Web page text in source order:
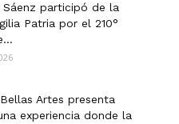
Sáenz participó de la
Patria por el 210°
Artes presenta
experiencia donde la